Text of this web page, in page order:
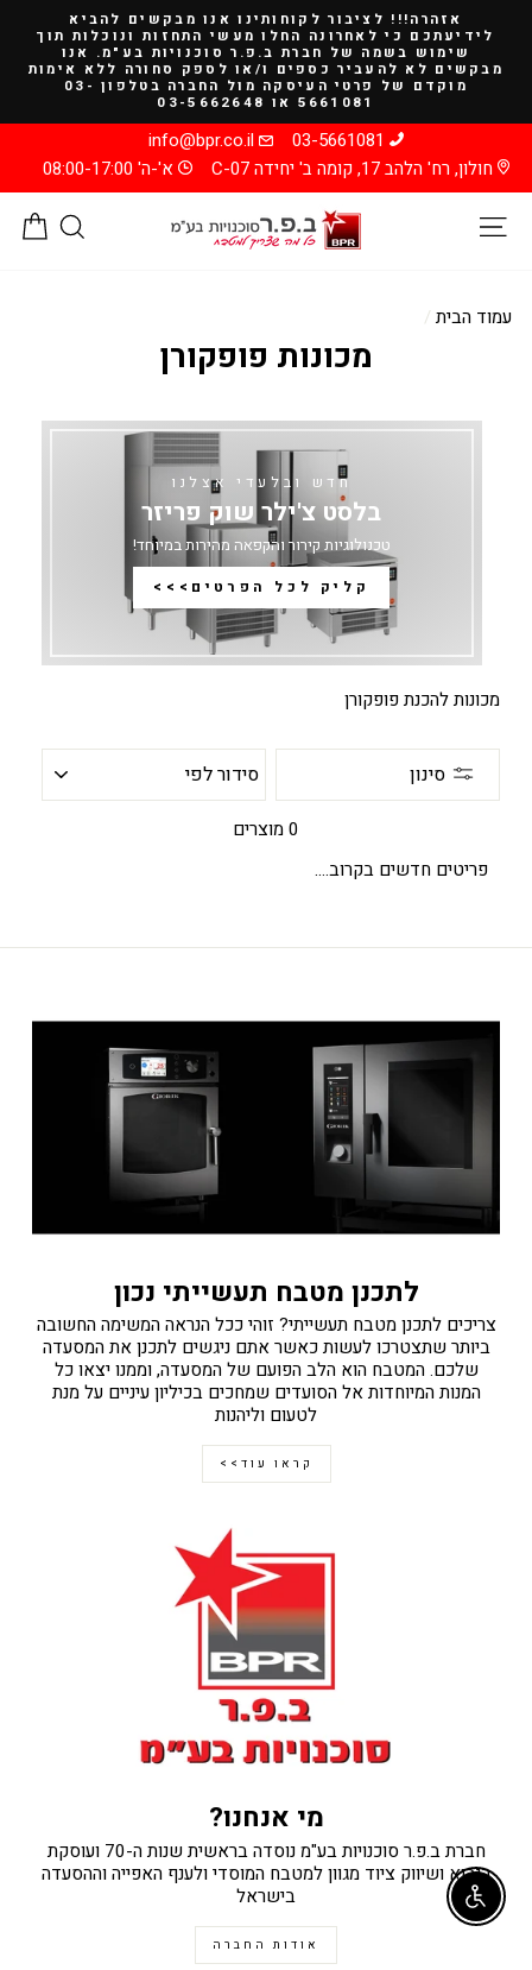
קריאה
אזהרה!!! לציבור לקוחותינו אנו מבקשים להביא
לידיעתכם כי לאחרונה החלו מעשי התחזות ונוכלות תוך
שימוש בשמה של חברת ב.פ.ר סוכנויות בע"מ. אנו
מבקשים לא להעביר כספים ו/או לספק סחורה ללא אימות
מוקדם של פרטי העיסקה מול החברה בטלפון 03-
5661081 או 03-5662648
03-5661081
info@bpr.co.il
חולון, רח' הלהב 17, קומה ב' יחידה C-07
א'-ה' 08:00-17:00
עמוד הבית /
מכונות פופקורן
חדש ובלעדי אצלנו
בלסט צ'ילר שוק פריזר
טכנולוגיות קירור והקפאה מהירות במיוחד!
קליק לכל הפרטים>>>
מכונות להכנת פופקורן
סינון
סידור
לפי
0 מוצרים
פריטים חדשים בקרוב....
לתכנן מטבח תעשייתי נכון
צריכים לתכנן מטבח תעשייתי? זוהי ככל הנראה המשימה החשובה
ביותר שתצטרכו לעשות כאשר אתם ניגשים לתכנן את המסעדה
שלכם. המטבח הוא הלב הפועם של המסעדה, וממנו יצאו כל
המנות המיוחדות אל הסועדים שמחכים בכיליון עיניים על מנת
לטעום וליהנות
קראו עוד>>
מי אנחנו?
חברת ב.פ.ר סוכנויות בע"מ נוסדה בראשית שנות ה-70 ועוסקת
ביבוא ושיווק ציוד מגוון למטבח המוסדי ולענף האפייה וההסעדה
בישראל
אודות החברה
Enable accessibility